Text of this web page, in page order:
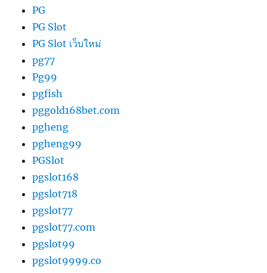
PG
PG Slot
PG Slot เว็บใหม่
pg77
Pg99
pgfish
pggold168bet.com
pgheng
pgheng99
PGSlot
pgslot168
pgslot718
pgslot77
pgslot77.com
pgslot99
pgslot9999.co